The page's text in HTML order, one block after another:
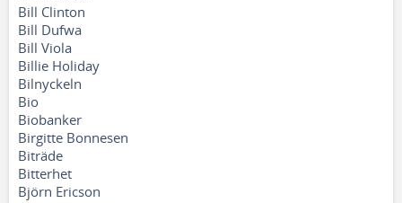
Bill Clinton
Bill Dufwa
Bill Viola
Billie Holiday
Bilnyckeln
Bio
Biobanker
Birgitte Bonnesen
Biträde
Bitterhet
Björn Ericson